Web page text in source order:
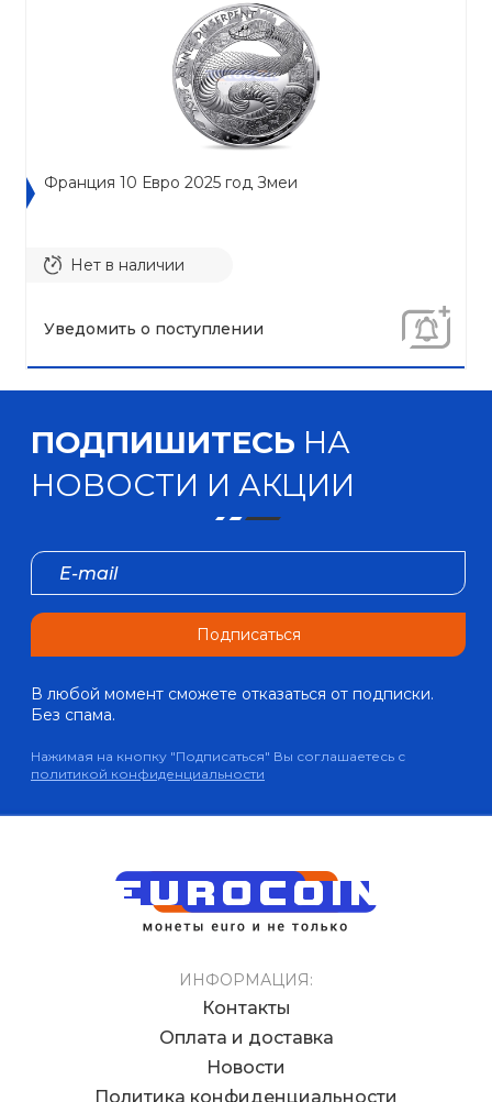
Франция 10 Евро 2025 год Змеи
Нет в наличии
Уведомить о поступлении
ПОДПИШИТЕСЬ НА
НОВОСТИ И АКЦИИ
Подписаться
В любой момент сможете отказаться от подписки.
Без спама.
Нажимая на кнопку "Подписаться" Вы соглашаетесь с
политикой конфиденциальности
ИНФОРМАЦИЯ:
Контакты
Оплата и доставка
Новости
Политика конфиденциальности